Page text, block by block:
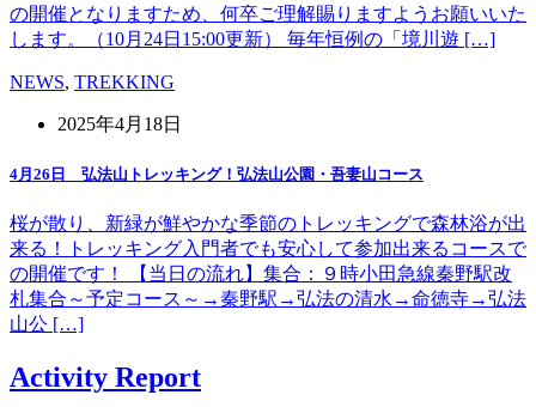
の開催となりますため、何卒ご理解賜りますようお願いいた
します。（10月24日15:00更新） 毎年恒例の「境川遊 […]
NEWS, TREKKING
2025年4月18日
4月26日 弘法山トレッキング！弘法山公園・吾妻山コース
桜が散り、新緑が鮮やかな季節のトレッキングで森林浴が出
来る！トレッキング入門者でも安心して参加出来るコースで
の開催です！ 【当日の流れ】集合：９時小田急線秦野駅改
札集合～予定コース～→秦野駅→弘法の清水→命徳寺→弘法
山公 […]
Activity Report